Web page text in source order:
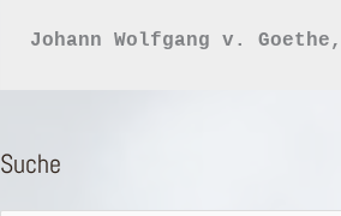
Johann Wolfgang v.
Suche